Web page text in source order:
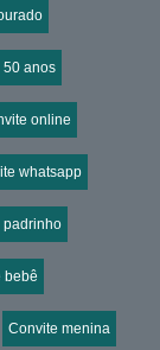
50 anos
online
whatsapp
padrinho
bebê
Convite menina